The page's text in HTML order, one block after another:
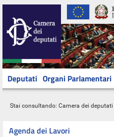
Deputati Organi Parlamentari
Stai consultando: Camera dei deputati
Agenda dei Lavori